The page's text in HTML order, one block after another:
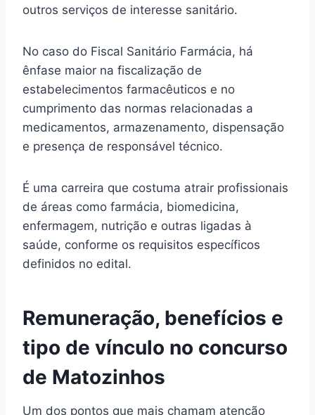
outros serviços de interesse sanitário.
No caso do Fiscal Sanitário Farmácia, há
ênfase maior na fiscalização de
estabelecimentos farmacêuticos e no
cumprimento das normas relacionadas a
medicamentos, armazenamento, dispensação
e presença de responsável técnico.
É uma carreira que costuma atrair profissionais
de áreas como farmácia, biomedicina,
enfermagem, nutrição e outras ligadas à
saúde, conforme os requisitos específicos
definidos no edital.
Remuneração, benefícios e
tipo de vínculo no concurso
de Matozinhos
Um dos pontos que mais chamam atenção